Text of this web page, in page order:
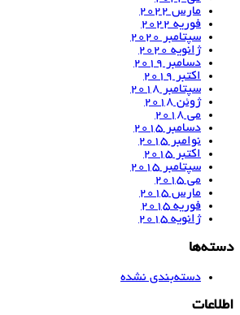
مارس 2022
فوریه 2022
سپتامبر 2020
ژانویه 2020
دسامبر 2019
اکتبر 2019
سپتامبر 2018
ژوئن 2018
می 2018
دسامبر 2015
نوامبر 2015
اکتبر 2015
سپتامبر 2015
می 2015
مارس 2015
فوریه 2015
ژانویه 2015
دسته‌ها
دسته‌بندی نشده
اطلاعات